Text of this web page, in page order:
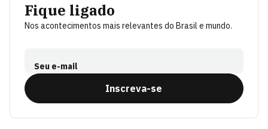
Fique ligado
Nos acontecimentos mais relevantes do Brasil e mundo.
Seu e-mail
Inscreva-se